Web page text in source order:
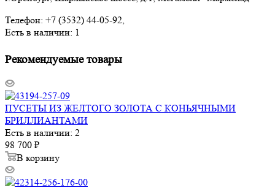
Телефон: +7 (3532) 44-05-92,
Есть в наличии: 1
Рекомендуемые товары
ПУСЕТЫ ИЗ ЖЕЛТОГО ЗОЛОТА С КОНЬЯЧНЫМИ
БРИЛЛИАНТАМИ
Есть в наличии: 2
98 700 ₽
В корзину